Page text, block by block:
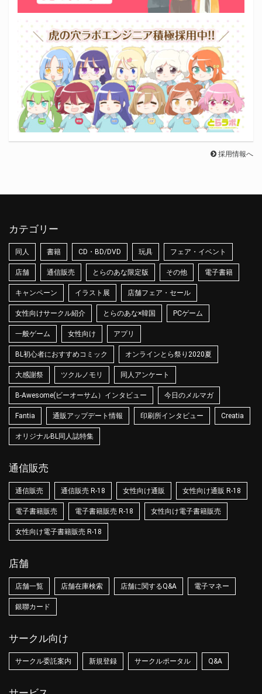
採用情報へ
カテゴリー
同人 書籍 CD・BD/DVD 玩具 フェア・イベント
店舗 通信販売 とらのあな限定版 その他 電子書籍
キャンペーン イラスト展 店舗フェア・セール
女性向けサークル紹介 とらのあな×韓国 PCゲーム
一般ゲーム 女性向け アプリ
BL初心者におすすめコミック オンラインとら祭り2020夏
大感謝祭 ツクルノモリ 同人アンケート
B-Awesome(ビーオーサム）インタビュー 今日のメルマガ
Fantia 通販アップデート情報 印刷所インタビュー Creatia
オリジナルBL同人誌特集
通信販売
通信販売 通信販売 R-18 女性向け通販 女性向け通販 R-18
電子書籍販売 電子書籍販売 R-18 女性向け電子書籍販売
女性向け電子書籍販売 R-18
店舗
店舗一覧 店舗在庫検索 店舗に関するQ&A 電子マネー
銀聯カード
サークル向け
サークル委託案内 新規登録 サークルポータル Q&A